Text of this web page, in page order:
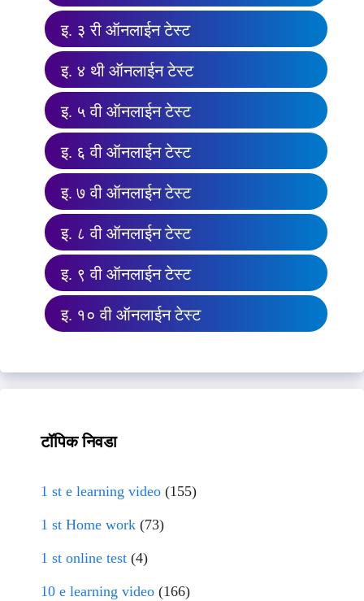
इ. ३ री ऑनलाईन टेस्ट
इ. ४ थी ऑनलाईन टेस्ट
इ. ५ वी ऑनलाईन टेस्ट
इ. ६ वी ऑनलाईन टेस्ट
इ. ७ वी ऑनलाईन टेस्ट
इ. ८ वी ऑनलाईन टेस्ट
इ. ९ वी ऑनलाईन टेस्ट
इ. १० वी ऑनलाईन टेस्ट
टॉपिक निवडा
1 st e learning video (155)
1 st Home work (73)
1 st online test (4)
10 e learning video (166)